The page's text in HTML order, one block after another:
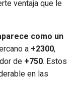
ventaja que le
como un
a +2300,
de +750. Estos
en las